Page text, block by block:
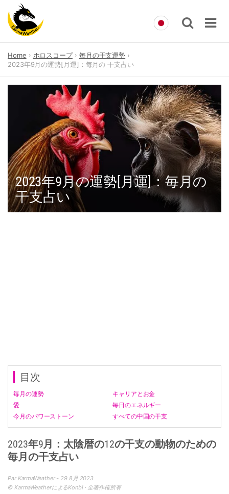
content
Home ホロスコープ
毎月の干支運勢
2023年9月の運勢[月運]：毎月の 干支占い
2023年9月の運勢[月運]：毎月の
干支占い
目次
毎月の運勢
キャリアとお金
愛
毎日のエネルギー
今月のパワーストーン
すべての中国の干支
2023年9月：太陰暦の12の干支の動物のための
毎月の干支占い
Par KarmaWeather - 29 8月 2023
© KarmaWeatherによるKonbi · 全著作権所有